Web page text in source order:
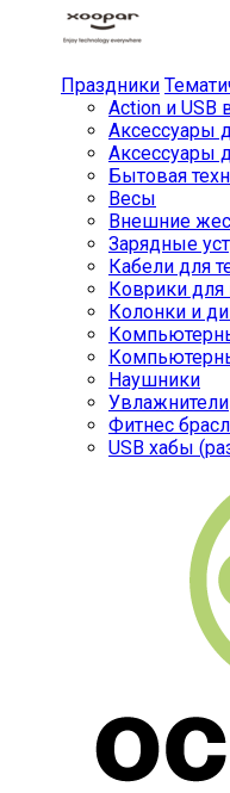
Праздники
Action и USB
Аксессуары
Аксессуары
Бытовая
Весы
Внешние
Зарядные
Кабели для
Коврики
Колонки и
Наушники
Увлажнители
Фитнес
USB хабы